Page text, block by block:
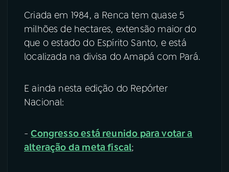
Criada em 1984, a Renca tem quase 5
milhões de hectares, extensão maior do
que o estado do Espírito Santo, e está
localizada na divisa do Amapá com Pará.
E ainda nesta edição do Repórter
Nacional:
-Congresso está reunido para votar a
alteração da meta fiscal;